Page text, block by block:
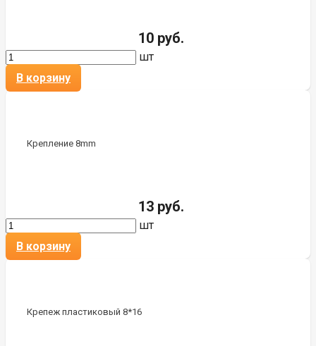
10 руб.
шт
В корзину
Крепление 8mm
13 руб.
шт
В корзину
Крепеж пластиковый 8*16